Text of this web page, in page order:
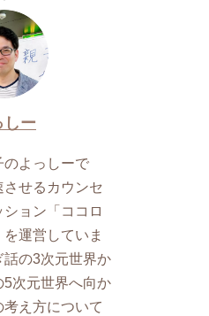
しー
のよっしーで
せるカウンセ
ョン「ココロ
運営していま
の3次元世界か
5次元世界へ向か
え方について